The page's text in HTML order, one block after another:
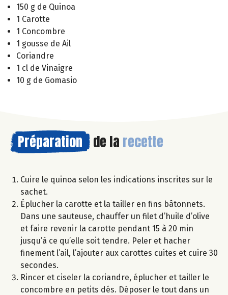
150 g de Quinoa
1 Carotte
1 Concombre
1 gousse de Ail
Coriandre
1 cl de Vinaigre
10 g de Gomasio
Préparation de la recette
Cuire le quinoa selon les indications inscrites sur le
sachet.
Éplucher la carotte et la tailler en fins bâtonnets.
Dans une sauteuse, chauffer un filet d’huile d’olive
et faire revenir la carotte pendant 15 à 20 min
jusqu’à ce qu’elle soit tendre. Peler et hacher
finement l’ail, l’ajouter aux carottes cuites et cuire 30
secondes.
Rincer et ciseler la coriandre, éplucher et tailler le
concombre en petits dés. Déposer le tout dans un